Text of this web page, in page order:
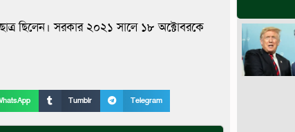
ছাত্র ছিলেন। সরকার ২০২১ সালে ১৮ অক্টোবরকে
Tumblr Telegram